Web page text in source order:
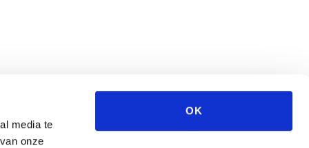
media te
onze
OK